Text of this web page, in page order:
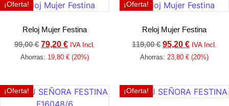
¡Oferta!
Reloj Mujer Festina
99,00€ 79,20 € IVA Incl.
Ahorras: 19,80 € (20%)
¡Oferta!
Reloj Mujer Festina
119,00€ 95,20 € IVA Incl.
Ahorras: 23,80 € (20%)
¡Oferta! ¡Oferta!